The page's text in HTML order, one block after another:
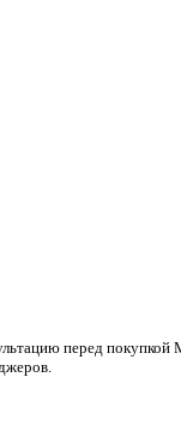
перед